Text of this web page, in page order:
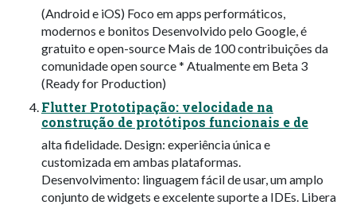
(Android e iOS) Foco em apps performáticos,
modernos e bonitos Desenvolvido pelo Google, é
gratuito e open-source Mais de 100 contribuições da
comunidade open source * Atualmente em Beta 3
(Ready for Production)
Flutter Prototipação: velocidade na
construção de protótipos funcionais e de
alta fidelidade. Design: experiência única e
customizada em ambas plataformas.
Desenvolvimento: linguagem fácil de usar, um amplo
conjunto de widgets e excelente suporte a IDEs. Libera